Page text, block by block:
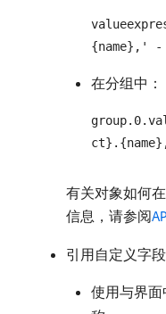
{name},' -
在分组中：
有关对象如何
信息，请参阅
引用自定义字
使用与界